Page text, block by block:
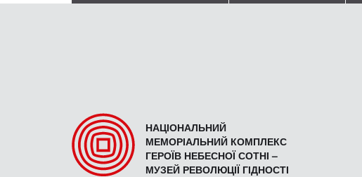
НАЦІОНАЛЬНИЙ
МЕМОРІАЛЬНИЙ КОМПЛЕКС
ГЕРОЇВ НЕБЕСНОЇ СОТНІ –
МУЗЕЙ РЕВОЛЮЦІЇ ГІДНОСТІ